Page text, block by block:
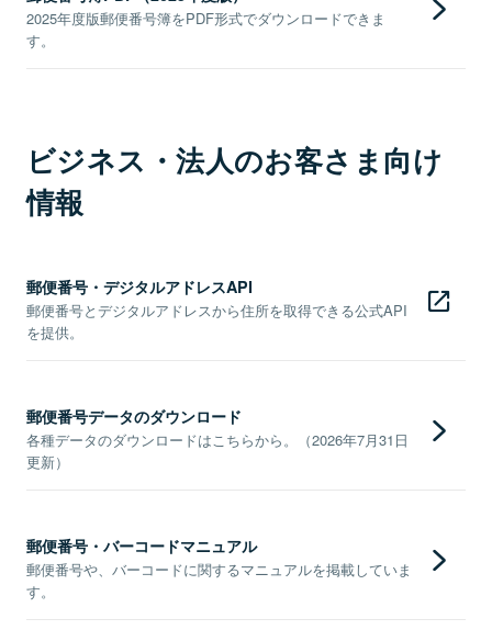
2025年度版郵便番号簿をPDF形式でダウンロードできま
す。
ビジネス・法人のお客さま向け
情報
郵便番号・デジタルアドレスAPI
郵便番号とデジタルアドレスから住所を取得できる公式API
を提供。
郵便番号データのダウンロード
各種データのダウンロードはこちらから。（2026年7月31日
更新）
郵便番号・バーコードマニュアル
郵便番号や、バーコードに関するマニュアルを掲載していま
す。